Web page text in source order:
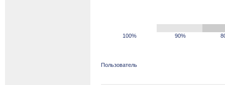
100% 90%
Пользователь